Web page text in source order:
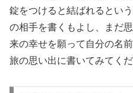
錠をつけると結ばれるとい
の相手を書くもよし、まだ
来の幸せを願って自分の名
旅の思い出に書いてみてくだ